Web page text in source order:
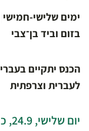
בזום וביד בן־צבי
הכנס יתקיים
לעברית וצרפתית
יום שלישי, 24.9, כ"א באלול